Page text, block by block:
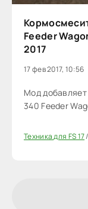
Feeder
2017
17 фев 2017, 10:56
Мод
340 Feeder
Техника для FS 17